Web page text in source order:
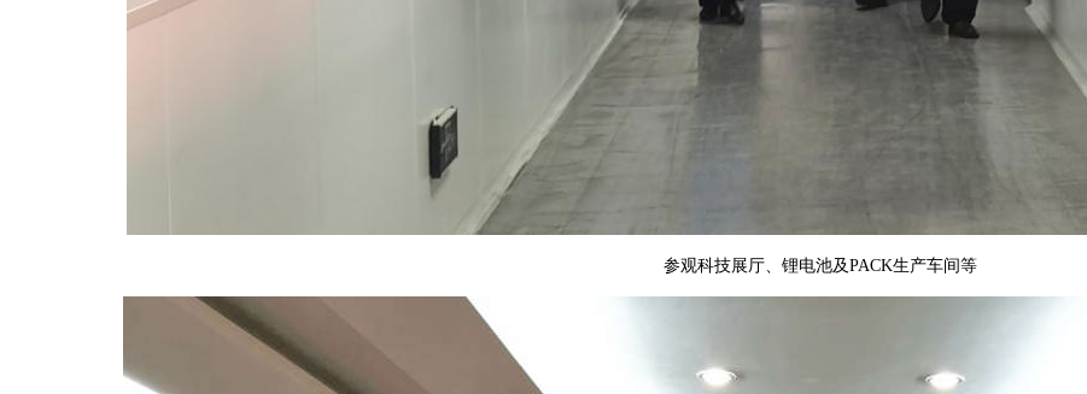
参观科技展厅、锂电池及PACK生产车间等